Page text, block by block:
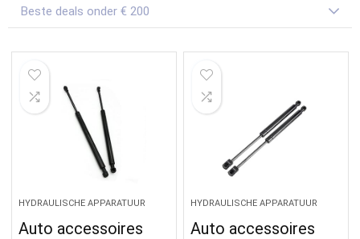
Beste deals onder € 200
HYDRAULISCHE APPARATUUR
Auto accessoires
HYDRAULISCHE APPARATUUR
Auto accessoires